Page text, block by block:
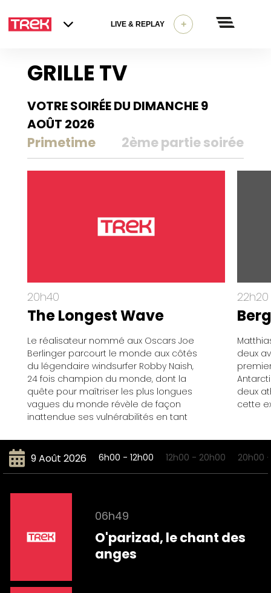
LIVE & REPLAY +
GRILLE TV
VOTRE SOIRÉE DU DIMANCHE 9
AOÛT 2026
Primetime 2ème partie soirée
20h40
The Longest Wave
Le réalisateur nommé aux Oscars Joe
Berlinger parcourt le monde aux côtés
du légendaire windsurfer Robby Naish,
24 fois champion du monde, dont la
quête pour maîtriser les plus longues
vagues du monde révèle de façon
inattendue ses vulnérabilités en tant
22h20
deux
deux
cette
9 Août 2026 6h00 - 12h00 12h00 - 20h00 20h00
06h49
O'parizad, le chant des
anges